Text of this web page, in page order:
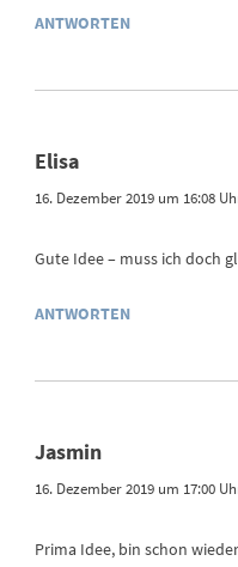
ANTWORTEN
Elisa
16. Dezember 2019 um 16:08
Gute Idee – muss ich doch
ANTWORTEN
Jasmin
16. Dezember 2019 um 17:00
Prima Idee, bin schon